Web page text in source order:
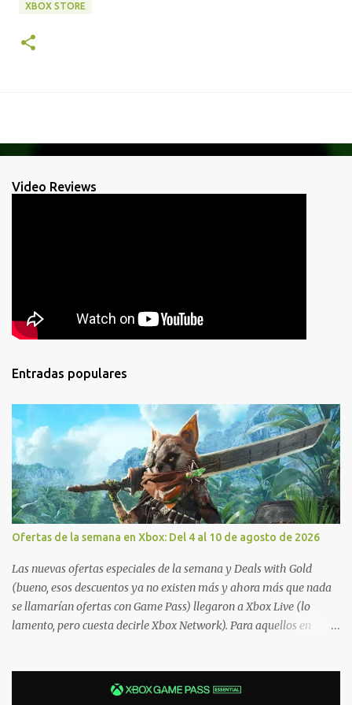
XBOX STORE
Video Reviews
Entradas populares
Ofertas de la semana en Xbox: Del 4 al 10 de agosto de 2026
Las nuevas ofertas especiales de la semana y Deals with Gold
(bueno, esos descuentos ya no existen más y ahora más que nada
se llamarían ofertas con Game Pass) llegaron a Xbox Live (lo
lamento, pero cuesta decirle Xbox Network). Para aquellos en
jugarlos y mantener un progreso compartido en Windows PC y
Xbox, y tenemos un listado de juegos compatibles por acá . ¿Aún